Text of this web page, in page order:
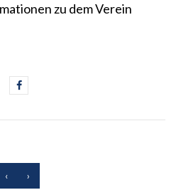
zu dem Verein
‹ ›